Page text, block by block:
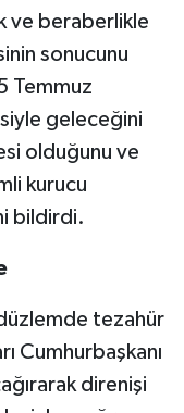
ve beraberlikle
sonucunu
Temmuz
geleceğini
olduğunu ve
kurucu
bildirdi.
tezahür
Cumhurbaşkanı
direnişi